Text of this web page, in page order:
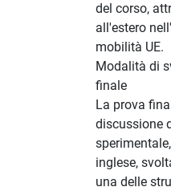
del corso,
all'estero
mobilità UE.
Modalità di
finale
La prova
discussione
inglese,
una delle